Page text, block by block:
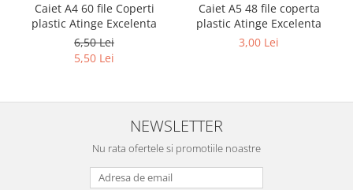
Caiet A4 60 file Coperti
plastic Atinge Excelenta
6,50 Lei
5,50 Lei
Caiet A5 48 file coperta
plastic Atinge Excelenta
3,00 Lei
NEWSLETTER
Nu rata ofertele si promotiile noastre